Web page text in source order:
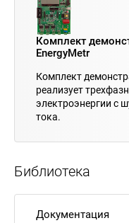
Комплект
EnergyMetr
Комплект
реализует
электроэнергии с
тока.
Библиотека
Документация